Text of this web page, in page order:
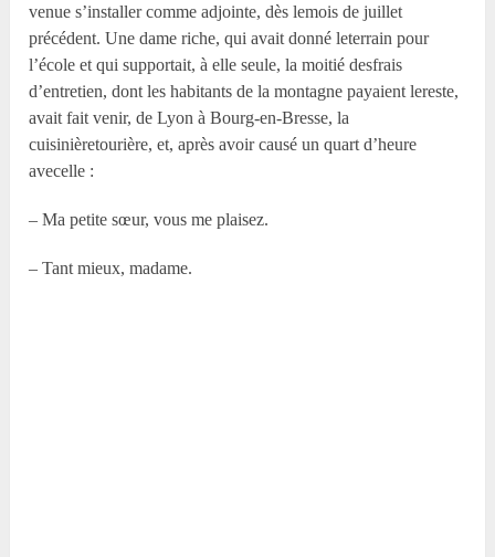
venue s’installer comme adjointe, dès lemois de juillet
précédent. Une dame riche, qui avait donné leterrain pour
l’école et qui supportait, à elle seule, la moitié desfrais
d’entretien, dont les habitants de la montagne payaient lereste,
avait fait venir, de Lyon à Bourg-en-Bresse, la
cuisinièretourière, et, après avoir causé un quart d’heure
avecelle :
– Ma petite sœur, vous me plaisez.
– Tant mieux, madame.